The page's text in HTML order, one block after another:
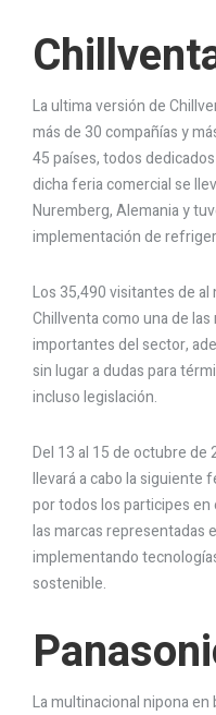
La ultima versión de
más de 30 compañías y
45 países, todos
dicha feria comercial se
Nuremberg, Alemania y
implementación de
Los 35,490 visitantes de
Chillventa como una de
importantes del sector,
sin lugar a dudas para
incluso legislación.
Del 13 al 15 de octubre de
llevará a cabo la siguiente
por todos los participes
las marcas representadas
implementando
sostenible.
La multinacional nipona